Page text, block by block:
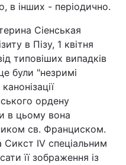
в інших - періодично.
Сіенськая
в Пізу, 1 квітня
типовіших випадків
були "незримі
ордену
в цьому вона
св. Франциском.
IV спеціальним
її зображення із